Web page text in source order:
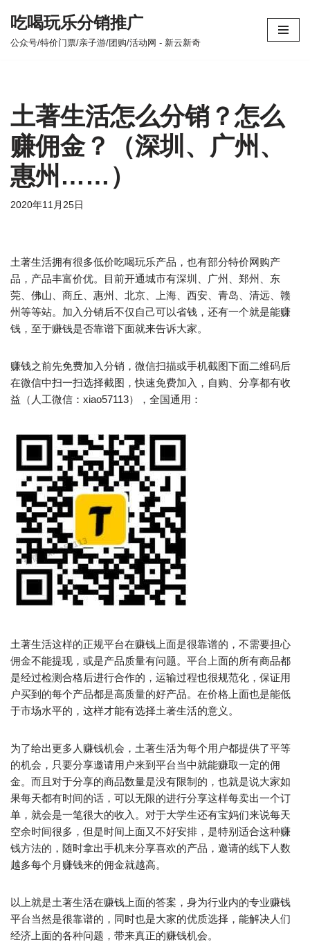
跳
吃喝玩乐分销推广
公众号/特价门票/亲子游/团购/活动网 - 新云新奇
土著生活怎么分销？怎么
赚佣金？（深圳、广州、
惠州……）
2020年11月25日
土著生活拥有很多低价吃喝玩乐产品，也有部分特价网购产
品，产品丰富价优。目前开通城市有深圳、广州、郑州、东
莞、佛山、商丘、惠州、北京、上海、西安、青岛、清远、赣
州等等站。加入分销后不仅自己可以省钱，还有一个就是能赚
钱，至于赚钱是否靠谱下面就来告诉大家。
赚钱之前先免费加入分销，微信扫描或手机截图下面二维码后
在微信中扫一扫选择截图，快速免费加入，自购、分享都有收
益（人工微信：xiao57113），全国通用：
土著生活这样的正规平台在赚钱上面是很靠谱的，不需要担心
佣金不能提现，或是产品质量有问题。平台上面的所有商品都
是经过检测合格后进行合作的，运输过程也很规范化，保证用
户买到的每个产品都是高质量的好产品。在价格上面也是能低
于市场水平的，这样才能有选择土著生活的意义。
为了给出更多人赚钱机会，土著生活为每个用户都提供了平等
的机会，只要分享邀请用户来到平台当中就能赚取一定的佣
金。而且对于分享的商品数量是没有限制的，也就是说大家如
果每天都有时间的话，可以无限的进行分享这样每卖出一个订
单，就会是一笔很大的收入。对于大学生还有宝妈们来说每天
空余时间很多，但是时间上面又不好安排，是特别适合这种赚
钱方法的，随时拿出手机来分享喜欢的产品，邀请的线下人数
越多每个月赚钱来的佣金就越高。
以上就是土著生活在赚钱上面的答案，身为行业内的专业赚钱
平台当然是很靠谱的，同时也是大家的优质选择，能解决人们
经济上面的各种问题，带来真正的赚钱机会。